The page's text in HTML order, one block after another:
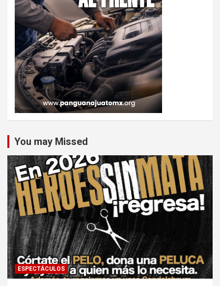
You may Missed
ESPECTÁCULOS